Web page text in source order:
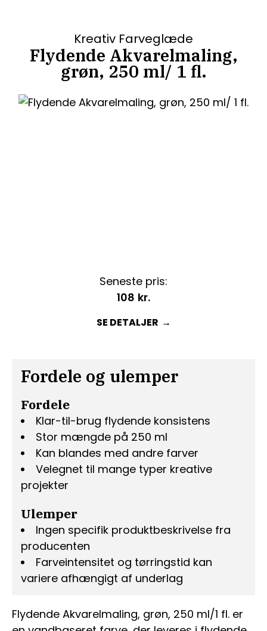
Kreativ Farveglæde
Flydende Akvarelmaling,
grøn, 250 ml/ 1 fl.
Flydende Akvarelmaling, grøn, 250 ml/1 fl. er
Fordele og ulemper
Fordele
Klar-til-brug flydende konsistens
Stor mængde på 250 ml
Kan blandes med andre farver
Velegnet til mange typer kreative
projekter
Ulemper
Ingen specifik produktbeskrivelse fra
producenten
Farveintensitet og tørringstid kan
variere afhængigt af underlag
Seneste pris:
108 kr.
SE DETALJER